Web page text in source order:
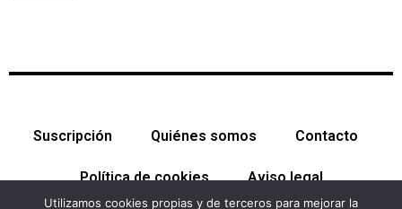
Suscripción Quiénes somos Contacto
Política de cookies Aviso legal
Utilizamos cookies propias y de terceros para mejorar la